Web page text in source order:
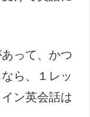
って、かつ
ら、１レッ
ン英会話は